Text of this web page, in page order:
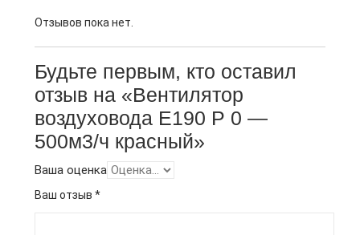
Отзывов пока нет.
Будьте первым, кто оставил
отзыв на «Вентилятор
воздуховода E190 Р 0 —
500м3/ч красный»
Ваша оценка
Ваш отзыв *